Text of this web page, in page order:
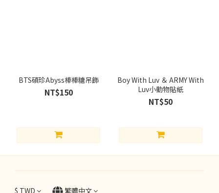
BTS碩珍Abyss棒棒糖吊飾
NT$150
Boy With Luv ＆ ARMY With
Luv小動物貼紙
NT$50
$ TWD 繁體中文